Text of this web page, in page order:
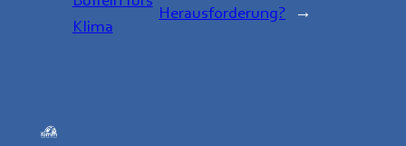
Klima
Herausforderung?
→